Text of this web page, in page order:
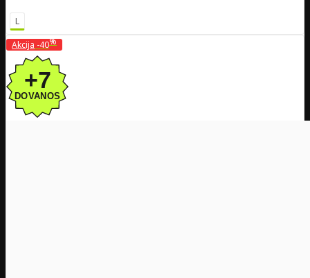
L
Akcija -40%